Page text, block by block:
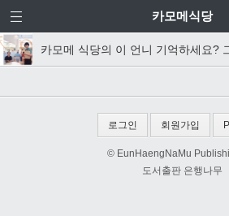
카모메식당
카모메 식당의 이 언니 기억하세요?
로그인 회원가입
© EunHaengNaMu
도서출판 은행나무